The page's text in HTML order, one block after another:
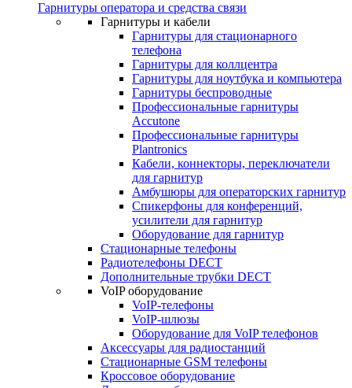
Гарнитуры оператора и средства связи
Гарнитуры и кабели
Гарнитуры для стационарного
телефона
Гарнитуры для коллцентра
Гарнитуры для ноутбука и компьютера
Гарнитуры беспроводные
Профессиональные гарнитуры
Accutone
Профессиональные гарнитуры
Plantronics
Кабели, коннекторы, переключатели
для гарнитур
Амбушюры для операторских гарнитур
Cпикерфоны для конференций,
усилители для гарнитур
Оборудование для гарнитур
Стационарные телефоны
Радиотелефоны DECT
Дополнительные трубки DECT
VoIP оборудование
VoIP-телефоны
VoIP-шлюзы
Оборудование для VoIP телефонов
Аксессуары для радиостанций
Стационарные GSM телефоны
Кроссовое оборудование